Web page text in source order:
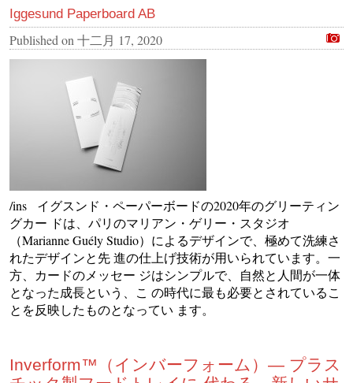
Iggesund Paperboard AB
Published on 十二月 17, 2020
/ins イグスンド・ペーパーボードの2020年のグリーティン
グカー ドは、パリのマリアン・ゲリー・スタジオ
（Marianne Guély Studio）によるデザインで、極めて洗練さ
れたデザインと先 進の仕上げ技術が用いられています。一
方、カードのメッセー ジはシンプルで、自然と人間が一体
となった成長という、こ の時代に最も必要とされているこ
とを反映したものとなってい ます。
Inverform™（インバーフォーム）― プラス